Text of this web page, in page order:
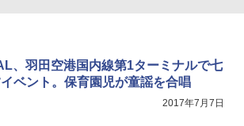
、羽田空港国内線第1ターミナルで七
ベント。保育園児が童謡を合唱
2017年7月7日